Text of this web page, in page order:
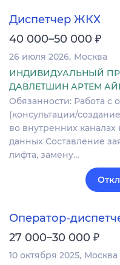
Диспетчер ЖКХ
40 000–50 000 ₽
26 июля 2026 Москва
ИНДИВИДУАЛЬНЫЙ
ДАВЛЕТШИН АРТЕМ
Обязанности: Работа
(консультации/
во внутренних
данных Составление
лифта, замену…
Оператор-
27 000–30 000 ₽
10 октября 2025 Москва